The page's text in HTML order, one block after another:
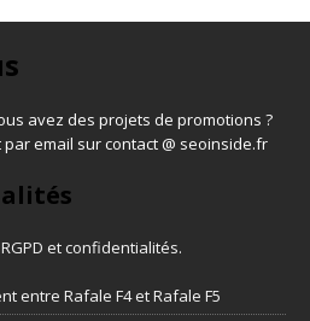
avez des projets de promotions ?
email sur contact @ seoinside.fr
RGPD et confidentialités.
entre Rafale F4 et Rafale F5